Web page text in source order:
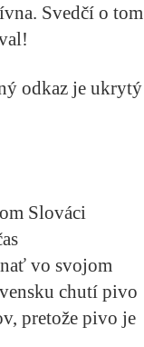
Svedčí o tom
odkaz je ukrytý
Slováci
vo svojom
chutí pivo
pretože pivo je